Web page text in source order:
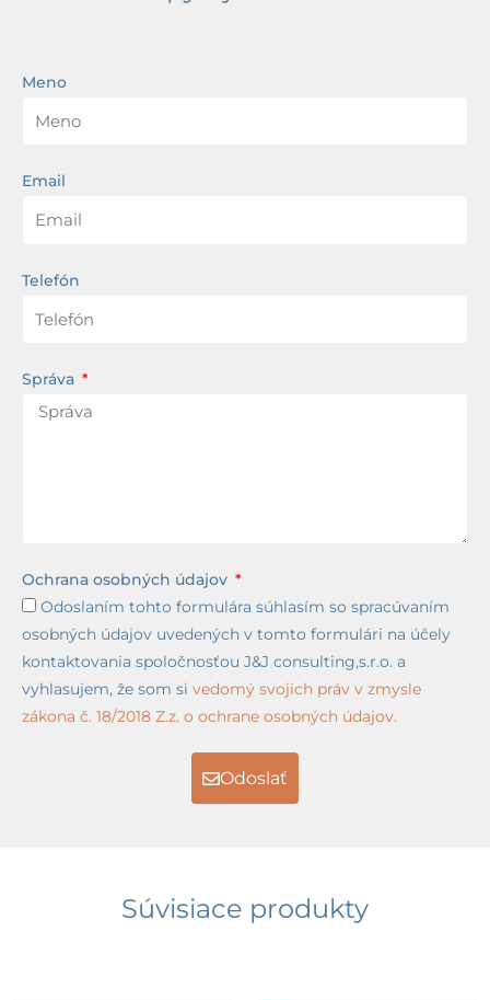
Meno
Email
Telefón
Správa
Ochrana osobných údajov
Odoslaním tohto formulára súhlasím so spracúvaním
osobných údajov uvedených v tomto formulári na účely
kontaktovania spoločnosťou J&J consulting,s.r.o. a
vyhlasujem, že som si vedomý svojich práv v zmysle
zákona č. 18/2018 Z.z. o ochrane osobných údajov.
Odoslať
Súvisiace produkty